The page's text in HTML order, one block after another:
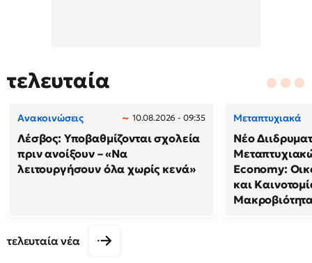
τελευταία
Ανακοινώσεις 10.08.2026 - 09:35
Λέσβος: Υποβαθμίζονται σχολεία
πριν ανοίξουν – «Να
λειτουργήσουν όλα χωρίς κενά»
Μεταπτυχιακά
Νέο
Economy:
και
τελευταία νέα